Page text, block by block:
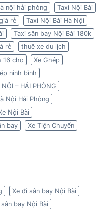
nội hải phòng
Taxi Nội Bài
rẻ
Taxi Nội Bài Hà Nội
Taxi sân bay Nội Bài 180k
rẻ
thuê xe du lịch
16 cho
Xe Ghép
ninh bình
– HẢI PHÒNG
Nội Hải Phòng
Nội Bài
bay
Xe Tiện Chuyến
Xe đi sân bay Nội Bài
bay Nội Bài